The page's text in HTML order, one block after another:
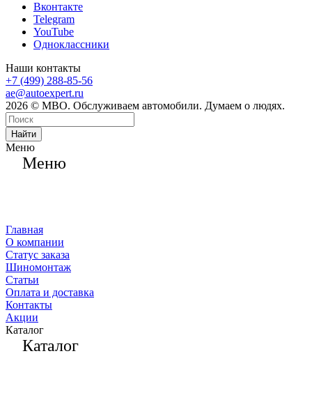
Вконтакте
Telegram
YouTube
Одноклассники
Наши контакты
+7 (499) 288-85-56
ae@autoexpert.ru
2026 © МВО. Обслуживаем автомобили. Думаем о людях.
Найти
Меню
Меню
Главная
О компании
Статус заказа
Шиномонтаж
Статьи
Оплата и доставка
Контакты
Акции
Каталог
Каталог